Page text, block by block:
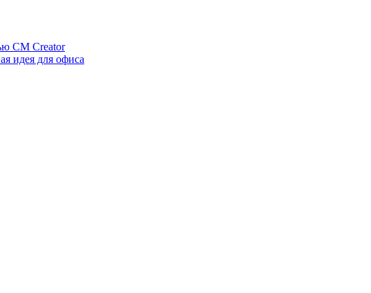
CM Creator
идея для офиса